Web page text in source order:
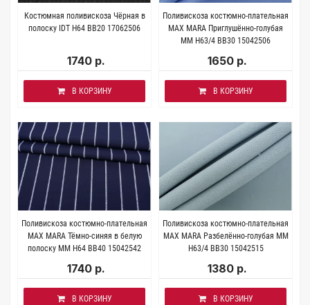
Костюмная поливискоза Чёрная в
полоску IDT H64 BB20 17062506
1740 р.
В КОРЗИНУ
Поливискоза костюмно-плательная
MAX MARA Приглушённо-голубая
MM H63/4 BB30 15042506
1650 р.
В КОРЗИНУ
Поливискоза костюмно-плательная
MAX MARA Тёмно-синяя в белую
полоску MM H64 BB40 15042542
1740 р.
В КОРЗИНУ
Поливискоза костюмно-плательная
MAX MARA Разбелённо-голубая MM
H63/4 BB30 15042515
1380 р.
В КОРЗИНУ